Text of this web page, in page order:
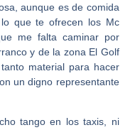
aunque es de comida
que te ofrecen los Mc
me falta caminar por
y de la zona El Golf
material para hacer
un digno representante
tango en los taxis, ni